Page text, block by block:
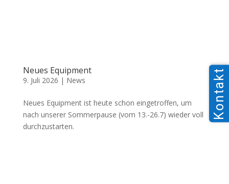
Neues Equipment
9. Juli 2026 | News
Neues Equipment ist heute schon eingetroffen, um
nach unserer Sommerpause (vom 13.-26.7) wieder voll
durchzustarten.
Kontakt